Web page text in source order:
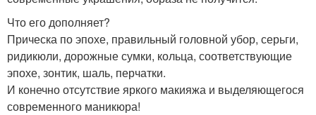
Что его дополняет?
Прическа по эпохе, правильный головной убор, серьги,
ридикюли, дорожные сумки, кольца, соответствующие
эпохе, зонтик, шаль, перчатки.
И конечно отсутствие яркого макияжа и выделяющегося
современного маникюра!